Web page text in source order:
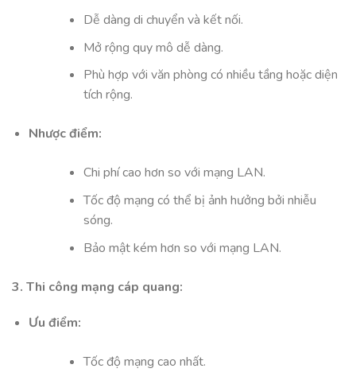
Dễ dàng di chuyển và kết nối.
Mở rộng quy mô dễ dàng.
Phù hợp với văn phòng có nhiều tầng hoặc diện
tích rộng.
Nhược điểm:
Chi phí cao hơn so với mạng LAN.
Tốc độ mạng có thể bị ảnh hưởng bởi nhiễu
sóng.
Bảo mật kém hơn so với mạng LAN.
3. Thi công mạng cáp quang:
Ưu điểm:
Tốc độ mạng cao nhất.